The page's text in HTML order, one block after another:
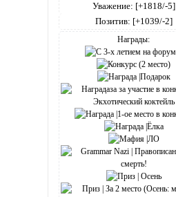
Уважение: [+1818/-5]
Позитив: [+1039/-2]
Награды: